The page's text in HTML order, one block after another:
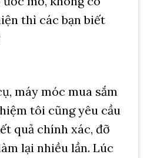
thì các bạn biết
máy móc mua sắm
tôi cũng yêu cầu
quả chính xác, đỡ
lại nhiều lần. Lúc